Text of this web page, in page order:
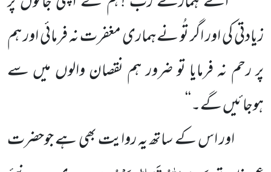
زیادتی کی اور اگر تُو نے ہماری مغفرت نہ فرمائی اور ہم
پر رحم نہ فرمایا تو ضرور ہم نقصان والوں میں سے
ہوجائیں گے۔‘‘
اور اس کے ساتھ یہ روایت بھی ہے جوحضرت